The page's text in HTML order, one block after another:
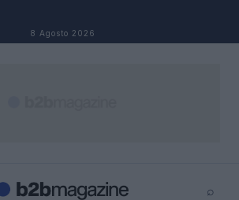
8 Agosto 2026
⌕